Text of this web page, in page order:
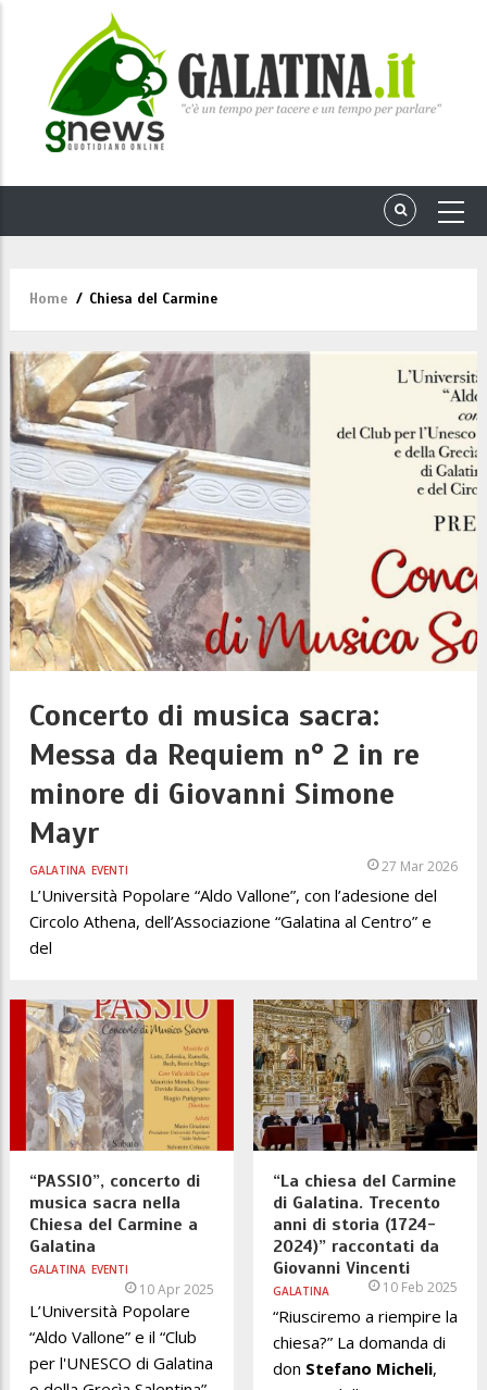
Briciole
di
pane
Home / Chiesa del Carmine
Concerto di musica sacra:
Messa da Requiem n° 2 in re
minore di Giovanni Simone
Mayr
GALATINA EVENTI 27 Mar 2026
L’Università Popolare “Aldo Vallone”, con l’adesione del
Circolo Athena, dell’Associazione “Galatina al Centro” e
del
“PASSIO”, concerto di
musica sacra nella
Chiesa del Carmine a
Galatina
GALATINA EVENTI
10 Apr 2025
L’Università Popolare
“Aldo Vallone” e il “Club
per l'UNESCO di Galatina
“La chiesa del Carmine
di Galatina. Trecento
anni di storia (1724-
2024)” raccontati da
Giovanni Vincenti
GALATINA 10 Feb 2025
“Riusciremo a riempire la
chiesa?” La domanda di
don Stefano Micheli,